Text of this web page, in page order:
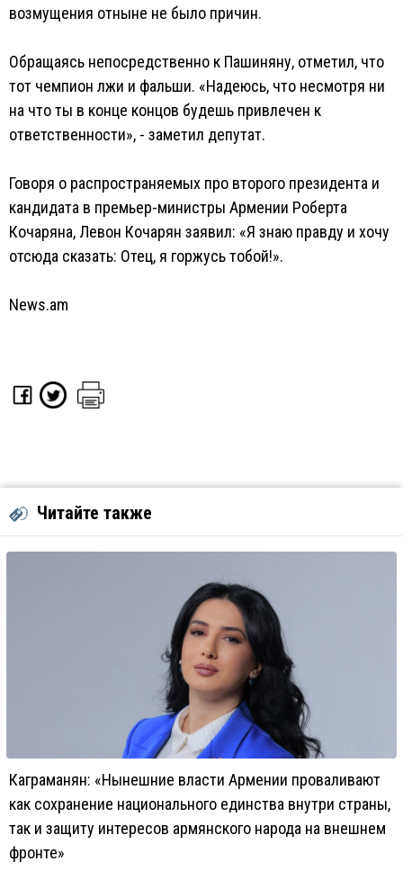
возмущения отныне не было причин.
Обращаясь непосредственно к Пашиняну, отметил, что
тот чемпион лжи и фальши. «Надеюсь, что несмотря ни
на что ты в конце концов будешь привлечен к
ответственности», - заметил депутат.
Говоря о распространяемых про второго президента и
кандидата в премьер-министры Армении Роберта
Кочаряна, Левон Кочарян заявил: «Я знаю правду и хочу
отсюда сказать: Отец, я горжусь тобой!».
News.am
Читайте также
Каграманян: «Нынешние власти Армении проваливают
как сохранение национального единства внутри страны,
так и защиту интересов армянского народа на внешнем
фронте»